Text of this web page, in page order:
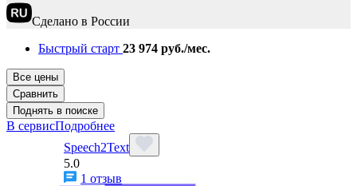
Сделано в России
Быстрый старт 23 974 руб./мес.
Все цены
Сравнить
Поднять в поиске
В сервисПодробнее
Speech2Text
5.0
1 отзыв